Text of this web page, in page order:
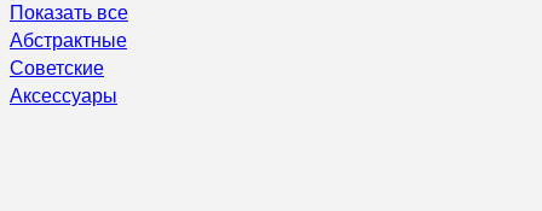
Показать все
Абстрактные
Советские
Аксессуары